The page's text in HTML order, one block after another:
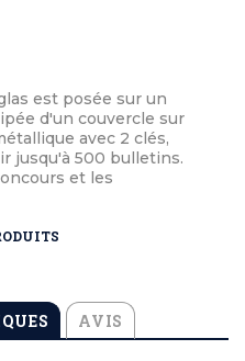
est posée sur un
d'un couvercle sur
avec 2 clés,
jusqu'à 500 bulletins.
et les
AVIS